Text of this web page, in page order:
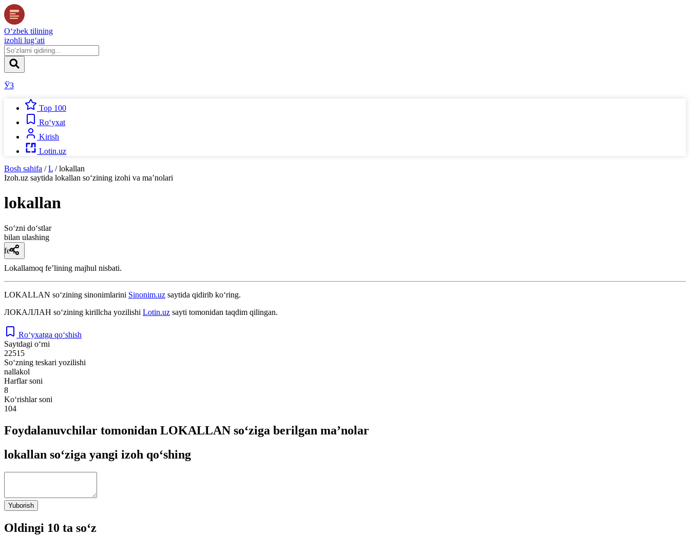
O‘zbek tilining
izohli lug‘ati
ЎЗ
Top 100
Ro‘yxat
Kirish
Lotin.uz
Bosh sahifa / L / lokallan
Izoh.uz saytida lokallan so‘zining izohi va ma’nolari
lokallan
So‘zni do‘stlar
bilan ulashing
fe’l
Lokallamoq feʼlining majhul nisbati.
LOKALLAN so‘zining sinonimlarini Sinonim.uz saytida qidirib ko‘ring.
ЛОКАЛЛАН so‘zining kirillcha yozilishi Lotin.uz sayti tomonidan taqdim qilingan.
Ro‘yxatga qo‘shish
Saytdagi o‘rni
22515
So‘zning teskari yozilishi
nallakol
Harflar soni
8
Ko‘rishlar soni
104
Foydalanuvchilar tomonidan LOKALLAN so‘ziga berilgan ma’nolar
lokallan so‘ziga yangi izoh qo‘shing
Yuborish
Oldingi 10 ta so‘z